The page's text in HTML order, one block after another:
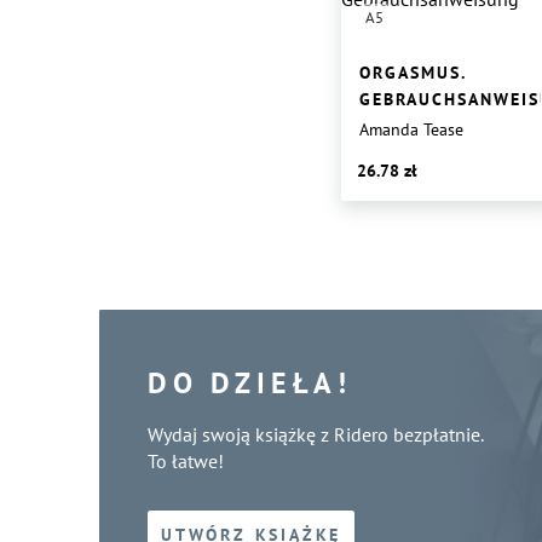
A5
ORGASMUS.
Amanda Tease
26.78
DO DZIEŁA!
Wydaj swoją książkę z Ridero bezpłatnie.
To łatwe!
UTWÓRZ KSIĄŻKĘ